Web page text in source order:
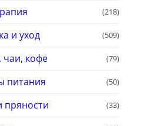
(218)
и уход (509)
чаи, кофе (79)
питания (50)
пряности (33)